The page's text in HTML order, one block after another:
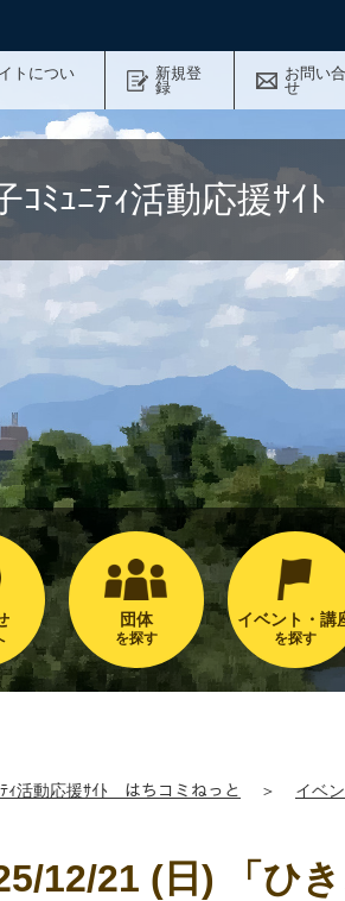
トについ
新規登
録
お問い
せ
ｺﾐｭﾆﾃｨ活動応援ｻｲ
団体
を探す
イベント・講
を探す
ﾃｨ活動応援ｻｲﾄ はちコミねっと ＞ イベ
12/21 (日) 「ひ